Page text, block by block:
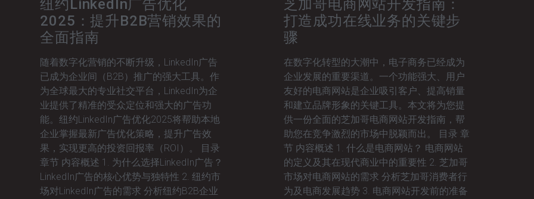
纽约LinkedIn广告优化
2025：提升B2B营销效果的
全面指南
随着数字化营销的不断升级，LinkedIn广告
已成为企业间（B2B）推广的强大工具。作
为全球最大的专业社交平台，LinkedIn为企
业提供了精准的受众定位和强大的广告功
能。纽约LinkedIn广告优化2025将帮助本地
企业掌握最新广告优化策略，提升广告效
果，实现更高的投资回报率（ROI）。 目录
章节 内容概述 1. 为什么选择LinkedIn广告？
LinkedIn广告的核心优势与独特性 2. 纽约市
场对LinkedIn广告的需求 分析纽约B2B企业
芝加哥电商网站开发指南：
打造成功在线业务的关键步
骤
在数字化转型的大潮中，电子商务已经成为
企业发展的重要渠道。一个功能强大、用户
友好的电商网站是企业吸引客户、提高销量
和建立品牌形象的关键工具。本文将为您提
供一份全面的芝加哥电商网站开发指南，帮
助您在竞争激烈的市场中脱颖而出。 目录 章
节 内容概述 1. 什么是电商网站？ 电商网站
的定义及其在现代商业中的重要性 2. 芝加哥
市场对电商网站的需求 分析芝加哥消费者行
为及电商发展趋势 3. 电商网站开发前的准备